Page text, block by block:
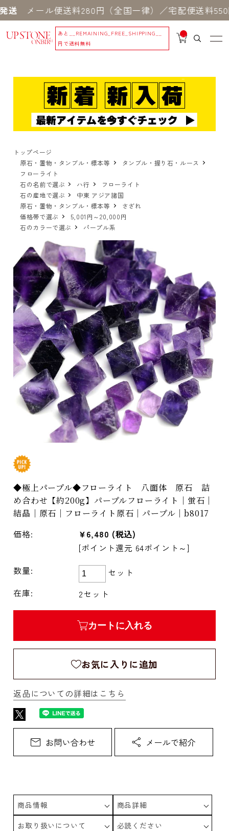
ル便送料280円（全国一律）／宅配便送料550円
あと
__REMAINING_FREE_SHIPPING__
円で送料無料
__
IT
_
トップページ
原石・置物・タンブル・標本等
タンブル・握り石・ルース
フローライト
石の名前で選ぶ
ハ行
フローライト
石の産地で選ぶ
中東 アジア諸国
原石・置物・タンブル・標本等
さざれ
価格帯で選ぶ
5,001円～20,000円
石のカラーで選ぶ
パープル系
◆極上パープル◆フローライト 八面体 原石 詰
め合わせ【約200g】パープルフローライト｜蛍石｜
結晶｜原石｜フローライト原石｜パープル｜b8017
価格: ¥6,480 (税込)
[ポイント還元 64ポイント～]
数量:
セット
在庫:
2セット
カートに入れる
お気に入りに追加
返品についての詳細はこちら
商品情報
商品詳細
お取り扱いについて
必読ください